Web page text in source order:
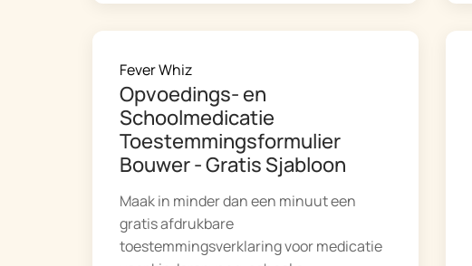
Fever Whiz
Opvoedings- en
Schoolmedicatie
Toestemmingsformulier
Bouwer - Gratis Sjabloon
Maak in minder dan een minuut een
gratis afdrukbare
toestemmingsverklaring voor medicatie